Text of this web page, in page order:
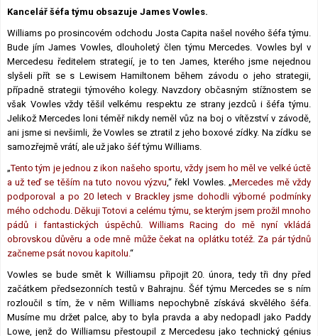
Kancelář šéfa týmu obsazuje James Vowles.
Williams po prosincovém odchodu Josta Capita našel nového šéfa týmu.
Bude jím James Vowles, dlouholetý člen týmu Mercedes. Vowles byl v
Mercedesu ředitelem strategií, je to ten James, kterého jsme nejednou
slyšeli přít se s Lewisem Hamiltonem během závodu o jeho strategii,
případně strategii týmového kolegy. Navzdory občasným stížnostem se
však Vowles vždy těšil velkému respektu ze strany jezdců i šéfa týmu.
Jelikož Mercedes loni téměř nikdy neměl vůz na boj o vítězství v závodě,
ani jsme si nevšimli, že Vowles se ztratil z jeho boxové zídky. Na zídku se
samozřejmě vrátí, ale už jako šéf týmu Williams.
„Tento tým je jednou z ikon našeho sportu, vždy jsem ho měl ve velké úctě
a už teď se těším na tuto novou výzvu,“ řekl Vowles. „Mercedes mě vždy
podporoval a po 20 letech v Brackley jsme dohodli výborné podmínky
mého odchodu. Děkuji Totovi a celému týmu, se kterým jsem prožil mnoho
pádů i fantastických úspěchů. Williams Racing do mě nyní vkládá
obrovskou důvěru a ode mně může čekat na oplátku totéž. Za pár týdnů
začneme psát novou kapitolu.“
Vowles se bude smět k Williamsu připojit 20. února, tedy tři dny před
začátkem předsezonních testů v Bahrajnu. Šéf týmu Mercedes se s ním
rozloučil s tím, že v něm Williams nepochybně získává skvělého šéfa.
Musíme mu držet palce, aby to byla pravda a aby nedopadl jako Paddy
Lowe, jenž do Williamsu přestoupil z Mercedesu jako technický génius